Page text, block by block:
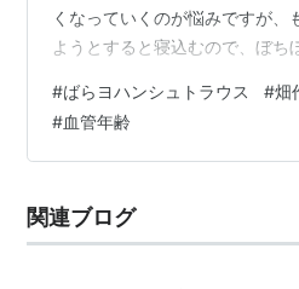
くなっていくのが悩みですが、
ようとすると寝込むので、ぼち
したフィットネスのお店の人が
っていただいた。血管は若いの
つ。 60代ですが、血管年齢は
に長い説明が終わらない。（ジ
と告げると笑って解放してくれ
#ばらヨハンシュトラウス #畑
#血管年齢
関連ブログ